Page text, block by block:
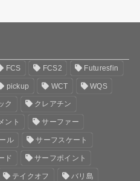
FCS FCS2 Futuresfin
pickup WCT WQS
ク クレアチン
ント サーファー
ル サーフスケート
ド サーフポイント
テイクオフ バリ島